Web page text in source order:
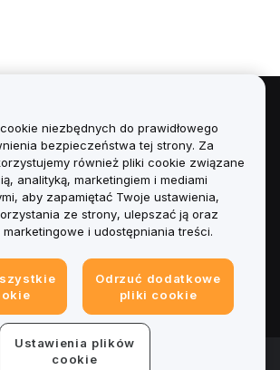
Wszystkie prawa zastrzeżone.
niezbędnych do prawidłowego
bezpieczeństwa tej strony. Za
również pliki cookie związane
analityką, marketingiem i mediami
aby zapamiętać Twoje ustawienia,
ze strony, ulepszać ją oraz
i udostępniania treści.
Odrzuć dodatkowe
pliki cookie
Ustawienia plików
cookie